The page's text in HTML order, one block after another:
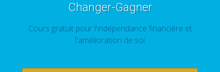
Changer-Gagner
Cours gratuit pour l'indépendance financière et
l'amélioration de soi